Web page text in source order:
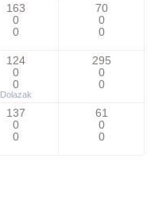
163
0
0
70
0
0
124
0
0
Dolazak
295
0
0
137
0
0
61
0
0